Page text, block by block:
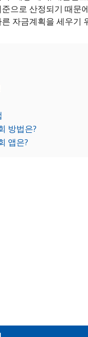
으로 산정되기 때문
자금계획을 세우기
방법은?
앱은?